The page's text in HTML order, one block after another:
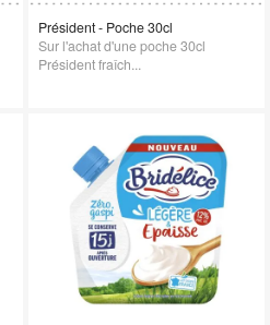
Président - Poche 30cl
Sur l'achat d'une poche 30cl
Président fraîch...